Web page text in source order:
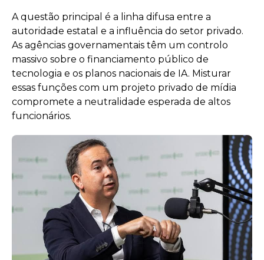
A questão principal é a linha difusa entre a
autoridade estatal e a influência do setor privado.
As agências governamentais têm um controlo
massivo sobre o financiamento público de
tecnologia e os planos nacionais de IA. Misturar
essas funções com um projeto privado de mídia
compromete a neutralidade esperada de altos
funcionários.